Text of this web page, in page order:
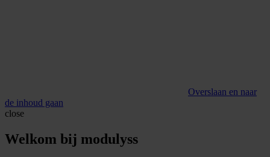
Overslaan en naar
de inhoud gaan
close
Welkom bij modulyss